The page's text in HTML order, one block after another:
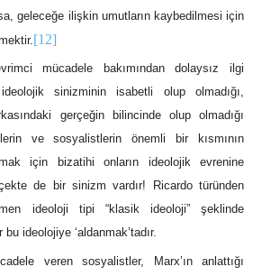
geleceğe ilişkin umutların kaybedilmesi için
[12]
mücadele bakımından dolaysız ilgi
sinizminin isabetli olup olmadığı,
gerçeğin bilincinde olup olmadığı
ve sosyalistlerin önemli bir kısmının
için bizatihi onların ideolojik evrenine
de bir sinizm vardır! Ricardo türünden
ideoloji tipi “klasik ideoloji” şeklinde
ideolojiye ‘aldanmak’tadır.
veren sosyalistler, Marx’ın anlattığı